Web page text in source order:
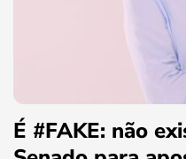
É #FAKE: não